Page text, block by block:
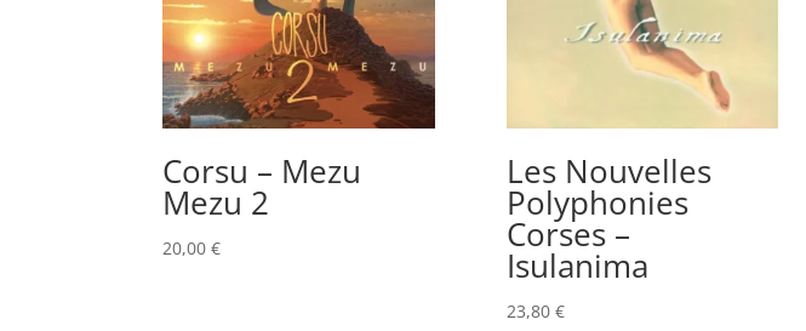
Corsu – Mezu
Mezu 2
20,00€
Les Nouvelles
Polyphonies
Corses –
Isulanima
23,80 €